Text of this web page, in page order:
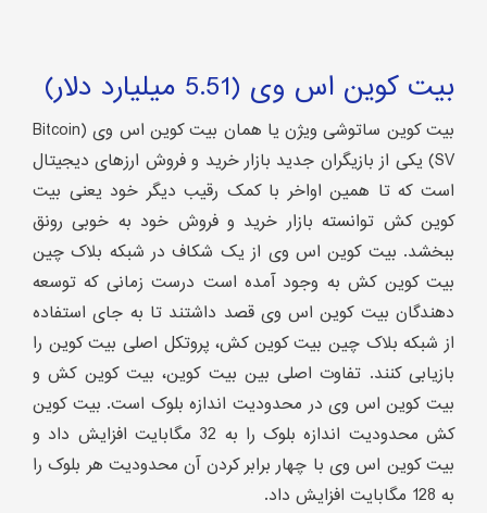
بیت کوین اس وی (5.51 میلیارد دلار)
بیت کوین ساتوشی ویژن یا همان بیت کوین اس وی (Bitcoin
SV) یکی از بازیگران جدید بازار خرید و فروش ارزهای دیجیتال
است که تا همین اواخر با کمک رقیب دیگر خود یعنی بیت
کوین کش توانسته بازار خرید و فروش خود به خوبی رونق
ببخشد. بیت کوین اس وی از یک شکاف در شبکه بلاک چین
بیت کوین کش به وجود آمده است درست زمانی که توسعه
دهندگان بیت کوین اس وی قصد داشتند تا به جای استفاده
از شبکه بلاک چین بیت کوین کش، پروتکل اصلی بیت کوین را
بازیابی کنند. تفاوت اصلی بین بیت کوین، بیت کوین کش و
بیت کوین اس وی در محدودیت اندازه بلوک است. بیت کوین
کش محدودیت اندازه بلوک را به 32 مگابایت افزایش داد و
بیت کوین اس وی با چهار برابر کردن آن محدودیت هر بلوک را
به 128 مگابایت افزایش داد.